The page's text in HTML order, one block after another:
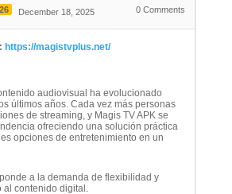
December 18, 2025 0 Comments
https://magistvplus.net/
audiovisual ha evolucionado
últimos años. Cada vez más personas
de streaming, y Magis TV APK se
ofreciendo una solución práctica
opciones de entretenimiento en un
a la demanda de flexibilidad y
al contenido digital.